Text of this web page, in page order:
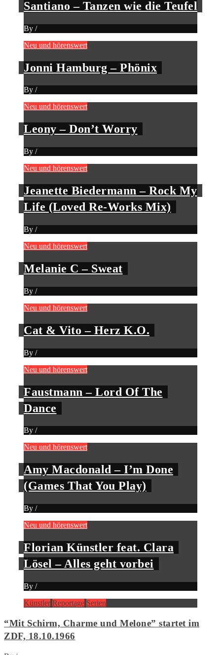
Santiano – Tanzen wie die Teufel
By /
Neu und hörenswert
Jonni Hamburg – Phönix
By /
Neu und hörenswert
Leony – Don’t Worry
By /
Neu und hörenswert
Jeanette Biedermann – Rock My
Life (Loved Re-Works Mix)
By /
Neu und hörenswert
Melanie C – Sweat
By /
Neu und hörenswert
Cat & Vito – Herz K.O.
By /
Neu und hörenswert
Faustmann – Lord Of The
Dance
By /
Neu und hörenswert
Amy Macdonald – I’m Done
(Games That You Play)
By /
Neu und hörenswert
Florian Künstler feat. Clara
Lösel – Alles geht vorbei
By /
Künstler Reportage Serien
“Mit Schirm, Charme und Melone” startet im
ZDF, 18.10.1966